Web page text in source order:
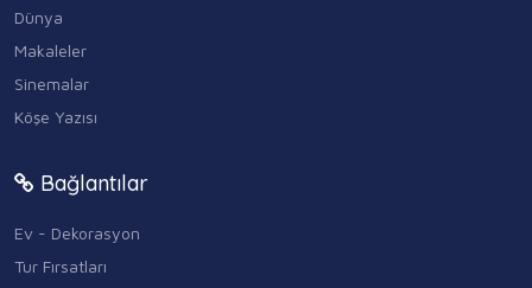
Dünya
Makaleler
Sinemalar
Köşe Yazısı
Bağlantılar
Ev - Dekorasyon
Tur Fırsatları